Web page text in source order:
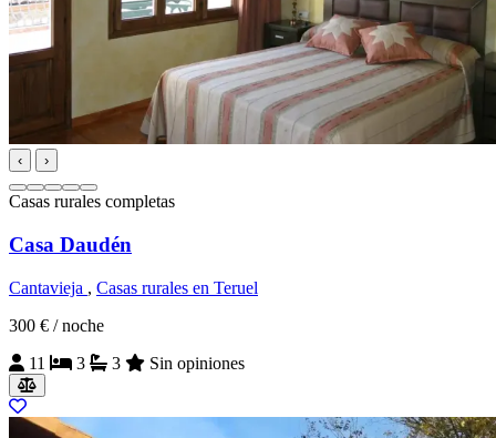
‹ ›
Casas rurales completas
Casa Daudén
Cantavieja , Casas rurales en Teruel
300 € / noche
11
3 3 Sin opiniones